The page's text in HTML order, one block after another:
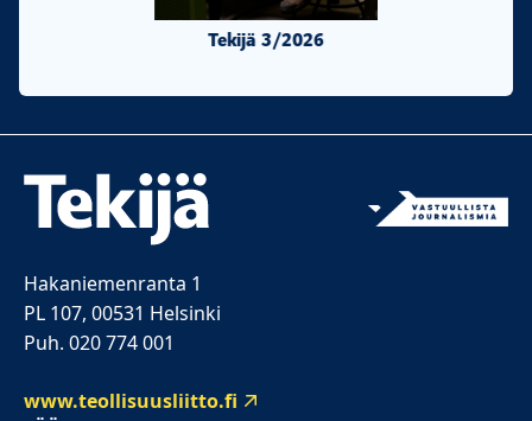
Tekijä 3/2026
Hakaniemenranta 1
PL 107, 00531 Helsinki
Puh. 020 774 001
www.teollisuusliitto.fi